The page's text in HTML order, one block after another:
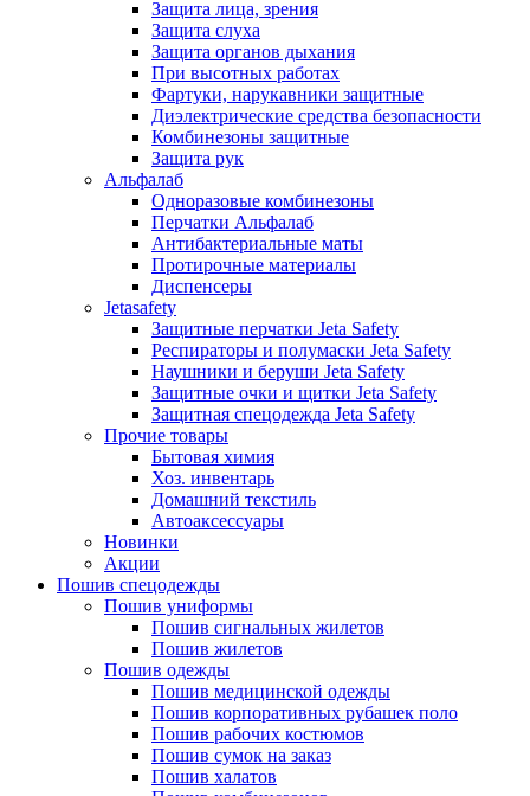
Защита лица, зрения
Защита слуха
Защита органов дыхания
При высотных работах
Фартуки, нарукавники защитные
Диэлектрические средства безопасности
Комбинезоны защитные
Защита рук
Альфалаб
Одноразовые комбинезоны
Перчатки Альфалаб
Антибактериальные маты
Протирочные материалы
Диспенсеры
Jetasafety
Защитные перчатки Jeta Safety
Респираторы и полумаски Jeta Safety
Наушники и беруши Jeta Safety
Защитные очки и щитки Jeta Safety
Защитная спецодежда Jeta Safety
Прочие товары
Бытовая химия
Хоз. инвентарь
Домашний текстиль
Автоаксессуары
Новинки
Акции
Пошив спецодежды
Пошив униформы
Пошив сигнальных жилетов
Пошив жилетов
Пошив одежды
Пошив медицинской одежды
Пошив корпоративных рубашек поло
Пошив рабочих костюмов
Пошив сумок на заказ
Пошив халатов